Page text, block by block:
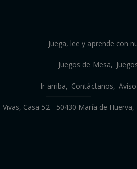
Juega, lee y aprende con
Juegos de Mesa
Ir arriba Contáctanos
Vivas, Casa 52 - 50430 María de